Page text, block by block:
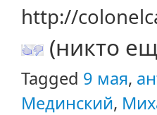
http://
(никто
Tagged 9 мая,
Мединский,